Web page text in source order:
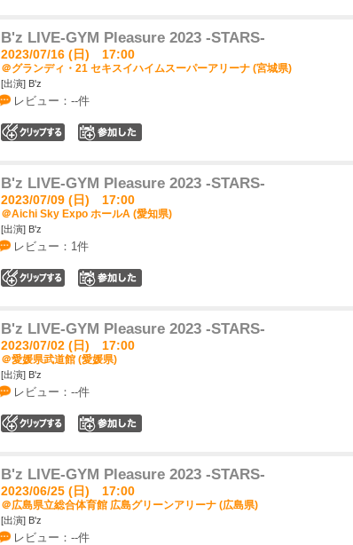
B'z LIVE-GYM Pleasure 2023 -STARS-
2023/07/16 (日) 17:00
＠グランディ・21 セキスイハイムスーパーアリーナ (宮城県)
[出演] B'z
レビュー：--件
B'z LIVE-GYM Pleasure 2023 -STARS-
2023/07/09 (日) 17:00
＠Aichi Sky Expo ホールA (愛知県)
[出演] B'z
レビュー：1件
B'z LIVE-GYM Pleasure 2023 -STARS-
2023/07/02 (日) 17:00
＠愛媛県武道館 (愛媛県)
[出演] B'z
レビュー：--件
B'z LIVE-GYM Pleasure 2023 -STARS-
2023/06/25 (日) 17:00
＠広島県立総合体育館 広島グリーンアリーナ (広島県)
[出演] B'z
レビュー：--件